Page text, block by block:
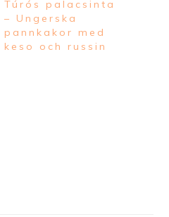
Túrós palacsinta
– Ungerska
pannkakor med
keso och russin